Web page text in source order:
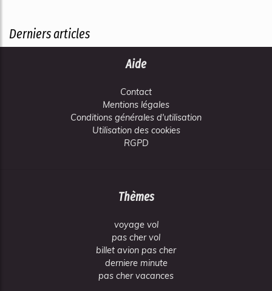
Derniers articles
Aide
Contact
Mentions légales
Conditions générales d'utilisation
Utilisation des cookies
RGPD
Thèmes
voyage vol
pas cher vol
billet avion pas cher
derniere minute
pas cher vacances